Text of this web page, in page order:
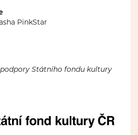
PinkStar
podpory Státního fondu kultury